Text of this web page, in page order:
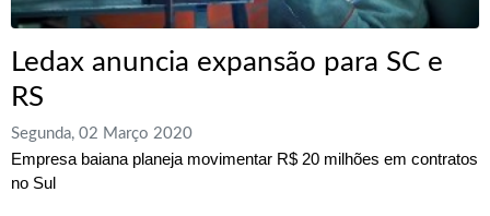
Ledax anuncia expansão para SC e
RS
Segunda, 02 Março 2020
Empresa baiana planeja movimentar R$ 20 milhões em contratos
no Sul